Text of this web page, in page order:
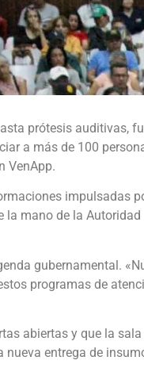
prótesis auditivas,
a más de 100
VenApp.
impulsadas
mano de la Autoridad
gubernamental.
programas de
abiertas y que la
nueva entrega de